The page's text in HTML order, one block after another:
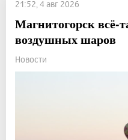
21:52, 4 авг 2026
Магнитогорск всё-
воздушных шаров
Новости